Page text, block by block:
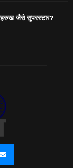
जैसे सुपरस्टार?